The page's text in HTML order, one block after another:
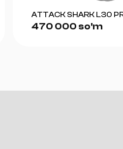
ATTACK SHARK L30
(WHITE+SILVER)
470 000 so'm